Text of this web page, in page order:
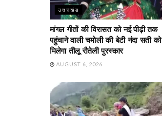
उत्तराखंड
मांगल गीतों की विरासत को नई पीढ़ी तक
पहुंचाने वाली चमोली की बेटी नंदा सती को
मिलेगा तीलू रौतेली पुरस्कार
AUGUST 6, 2026